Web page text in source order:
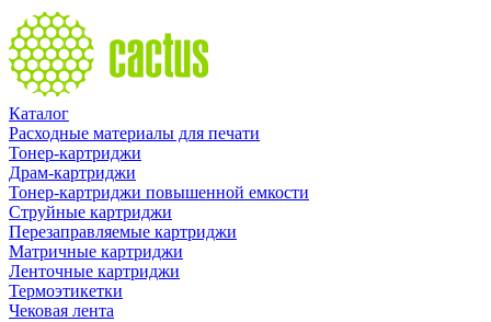
Каталог
Расходные материалы для печати
Тонер-картриджи
Драм-картриджи
Тонер-картриджи повышенной емкости
Струйные картриджи
Перезаправляемые картриджи
Матричные картриджи
Ленточные картриджи
Термоэтикетки
Чековая лента